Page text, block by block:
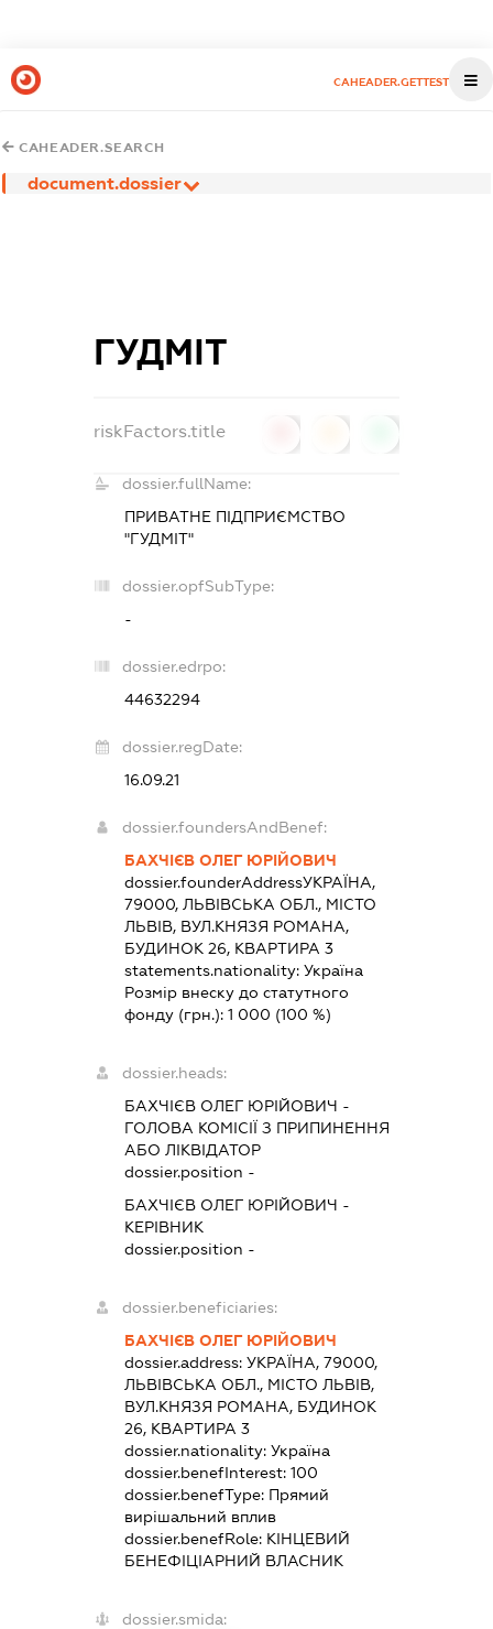
CAHEADER.GETTEST
CAHEADER.SEARCH
document.dossier
ГУДМІТ
riskFactors.title
dossier.fullName:
ПРИВАТНЕ ПІДПРИЄМСТВО
"ГУДМІТ"
dossier.opfSubType:
-
dossier.edrpo:
44632294
dossier.regDate:
16.09.21
dossier.foundersAndBenef:
БАХЧІЄВ ОЛЕГ ЮРІЙОВИЧ
dossier.founderAddressУКРАЇНА,
79000, ЛЬВІВСЬКА ОБЛ., МІСТО
ЛЬВІВ, ВУЛ.КНЯЗЯ РОМАНА,
БУДИНОК 26, КВАРТИРА 3
statements.nationality: Україна
Розмір внеску до статутного
фонду (грн.): 1 000 (100 %)
dossier.heads:
БАХЧІЄВ ОЛЕГ ЮРІЙОВИЧ -
ГОЛОВА КОМІСІЇ З ПРИПИНЕННЯ
АБО ЛІКВІДАТОР
dossier.position -
БАХЧІЄВ ОЛЕГ ЮРІЙОВИЧ -
КЕРІВНИК
dossier.position -
dossier.beneficiaries:
БАХЧІЄВ ОЛЕГ ЮРІЙОВИЧ
dossier.address: УКРАЇНА, 79000,
ЛЬВІВСЬКА ОБЛ., МІСТО ЛЬВІВ,
ВУЛ.КНЯЗЯ РОМАНА, БУДИНОК
26, КВАРТИРА 3
dossier.nationality: Україна
dossier.benefInterest: 100
dossier.benefType: Прямий
вирішальний вплив
dossier.benefRole: КІНЦЕВИЙ
БЕНЕФІЦІАРНИЙ ВЛАСНИК
dossier.smida: